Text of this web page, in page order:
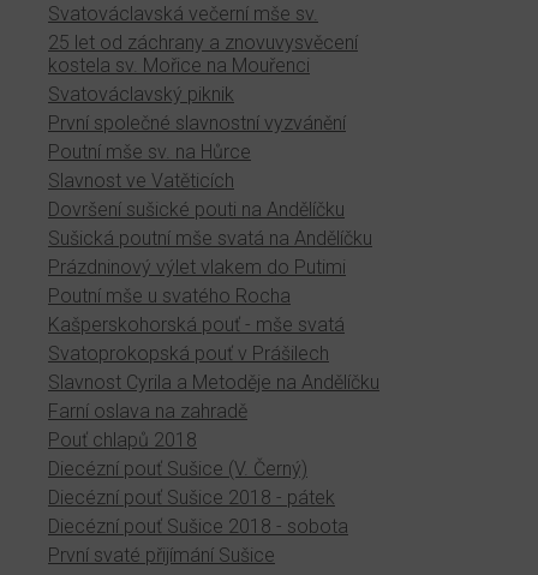
Svatováclavská večerní mše sv.
25 let od záchrany a znovuvysvěcení
kostela sv. Mořice na Mouřenci
Svatováclavský piknik
První společné slavnostní vyzvánění
Poutní mše sv. na Hůrce
Slavnost ve Vatěticích
Dovršení sušické pouti na Andělíčku
Sušická poutní mše svatá na Andělíčku
Prázdninový výlet vlakem do Putimi
Poutní mše u svatého Rocha
Kašperskohorská pouť - mše svatá
Svatoprokopská pouť v Prášilech
Slavnost Cyrila a Metoděje na Andělíčku
Farní oslava na zahradě
Pouť chlapů 2018
Diecézní pouť Sušice (V. Černý)
Diecézní pouť Sušice 2018 - pátek
Diecézní pouť Sušice 2018 - sobota
První svaté přijímání Sušice